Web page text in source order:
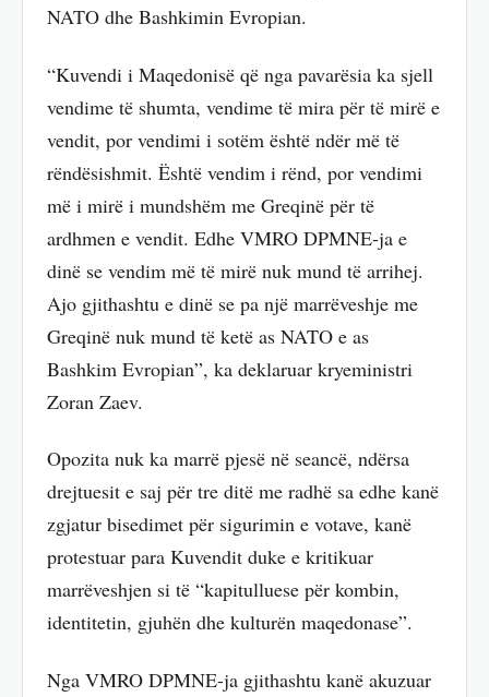
NATO dhe Bashkimin Evropian.
“Kuvendi i Maqedonisë që nga pavarësia ka sjell
vendime të shumta, vendime të mira për të mirë e
vendit, por vendimi i sotëm është ndër më të
rëndësishmit. Është vendim i rënd, por vendimi
më i mirë i mundshëm me Greqinë për të
ardhmen e vendit. Edhe VMRO DPMNE-ja e
dinë se vendim më të mirë nuk mund të arrihej.
Ajo gjithashtu e dinë se pa një marrëveshje me
Greqinë nuk mund të ketë as NATO e as
Bashkim Evropian”, ka deklaruar kryeministri
Zoran Zaev.
Opozita nuk ka marrë pjesë në seancë, ndërsa
drejtuesit e saj për tre ditë me radhë sa edhe kanë
zgjatur bisedimet për sigurimin e votave, kanë
protestuar para Kuvendit duke e kritikuar
marrëveshjen si të “kapitulluese për kombin,
identitetin, gjuhën dhe kulturën maqedonase”.
Nga VMRO DPMNE-ja gjithashtu kanë akuzuar